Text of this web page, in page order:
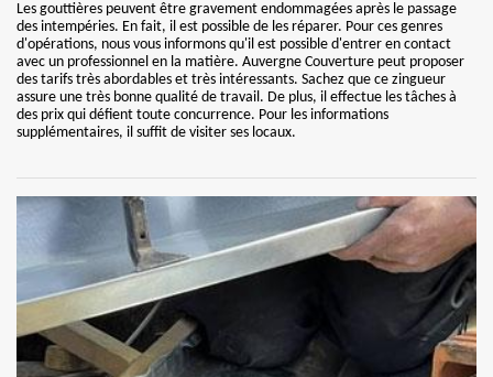
Les gouttières peuvent être gravement endommagées après le passage
des intempéries. En fait, il est possible de les réparer. Pour ces genres
d'opérations, nous vous informons qu'il est possible d'entrer en contact
avec un professionnel en la matière. Auvergne Couverture peut proposer
des tarifs très abordables et très intéressants. Sachez que ce zingueur
assure une très bonne qualité de travail. De plus, il effectue les tâches à
des prix qui défient toute concurrence. Pour les informations
supplémentaires, il suffit de visiter ses locaux.